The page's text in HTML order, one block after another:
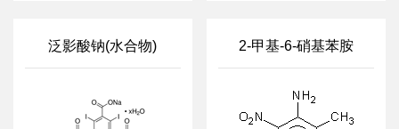
泛影酸钠(水合物) 2-甲基-6-硝基苯胺